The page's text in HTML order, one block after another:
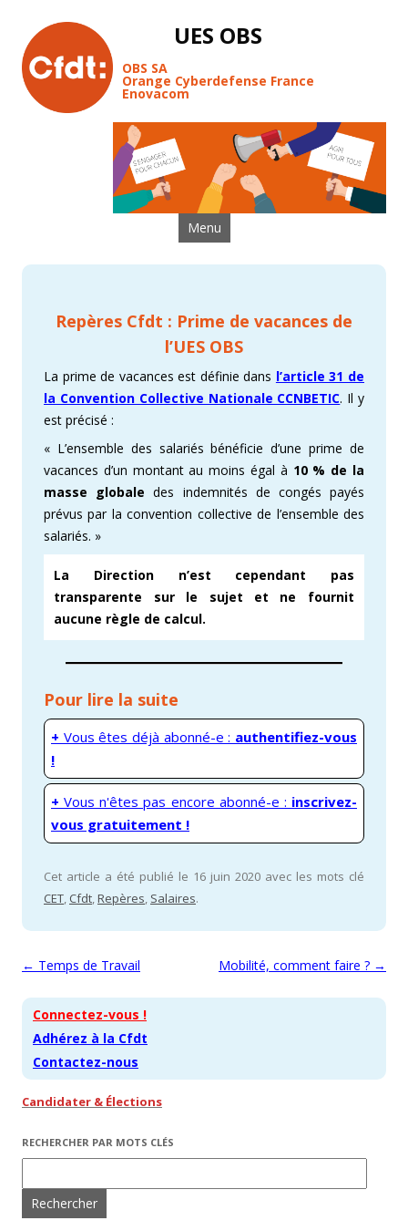
UES OBS
OBS SA
Orange Cyberdefense France
Enovacom
Menu Aller au contenu
Repères Cfdt : Prime de vacances de
l’UES OBS
La prime de vacances est définie dans l’article 31 de
la Convention Collective Nationale CCNBETIC. Il y
est précisé :
« L’ensemble des salariés bénéficie d’une prime de
vacances d’un montant au moins égal à 10 % de la
masse globale des indemnités de congés payés
prévus par la convention collective de l’ensemble des
salariés. »
La Direction n’est cependant pas
transparente sur le sujet et ne fournit
aucune règle de calcul.
Pour lire la suite
+ Vous êtes déjà abonné-e : authentifiez-vous
!
+ Vous n'êtes pas encore abonné-e : inscrivez-
vous gratuitement !
Cet article a été publié le 16 juin 2020 avec les mots clé
CET, Cfdt,Repères, Salaires.
Navigation des articles
← Temps de Travail Mobilité, comment faire ? →
Connectez-vous !
Adhérez à la Cfdt
Contactez-nous
Candidater & Élections
RECHERCHER PAR MOTS CLÉS